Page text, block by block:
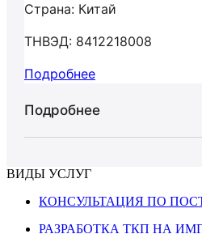
Страна: Китай
ТНВЭД: 8412218008
Подробнее
Подробнее
ВИДЫ УСЛУГ
КОНСУЛЬТАЦИЯ ПО
РАЗРАБОТКА ТКП НА